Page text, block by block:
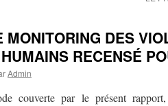
MONITORING DES
RECENSÉ
Admin
couverte par le présent